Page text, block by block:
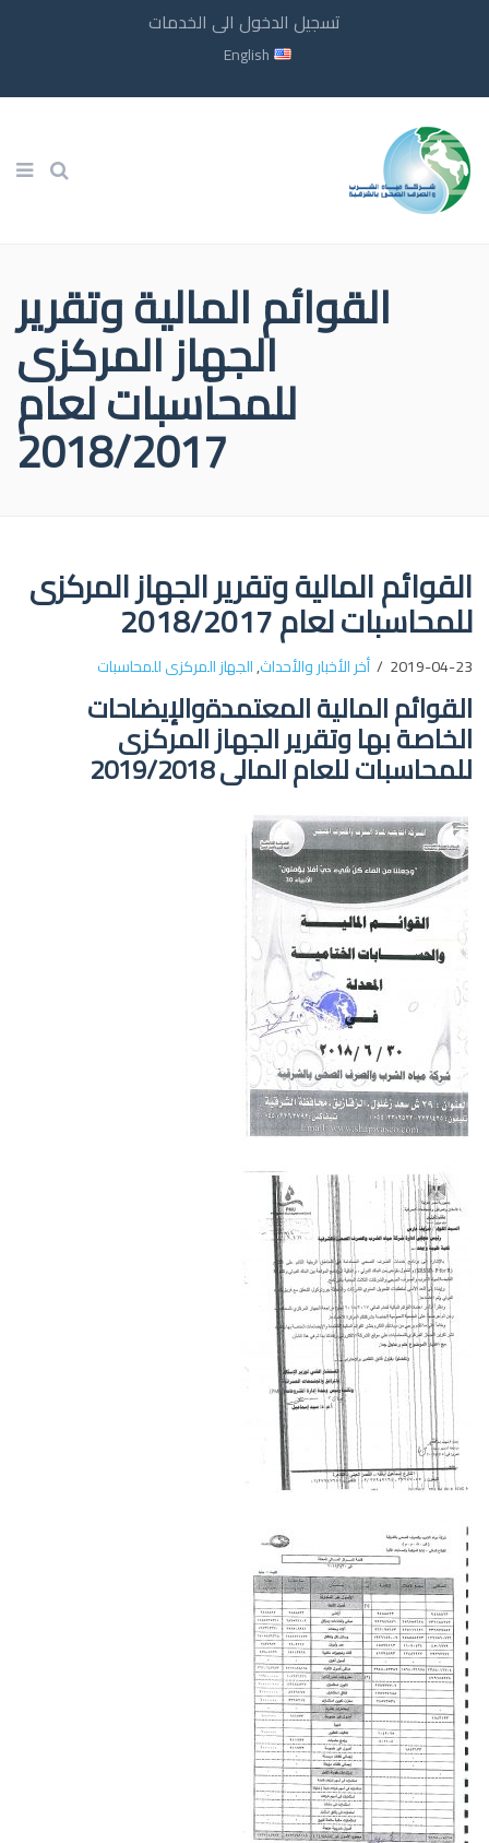
تسجيل الدخول الى الخدمات
English
القوائم المالية وتقرير
الجهاز المركزى
للمحاسبات لعام
2018/2017
القوائم المالية وتقرير الجهاز المركزى
للمحاسبات لعام 2018/2017
2019-04-23 أخر الأخبار والأحداث,الجهاز المركزى للمحاسبات
القوائم المالية المعتمدةوالإيضاحات
الخاصة بها وتقرير الجهاز المركزى
للمحاسبات للعام المالى 2019/2018